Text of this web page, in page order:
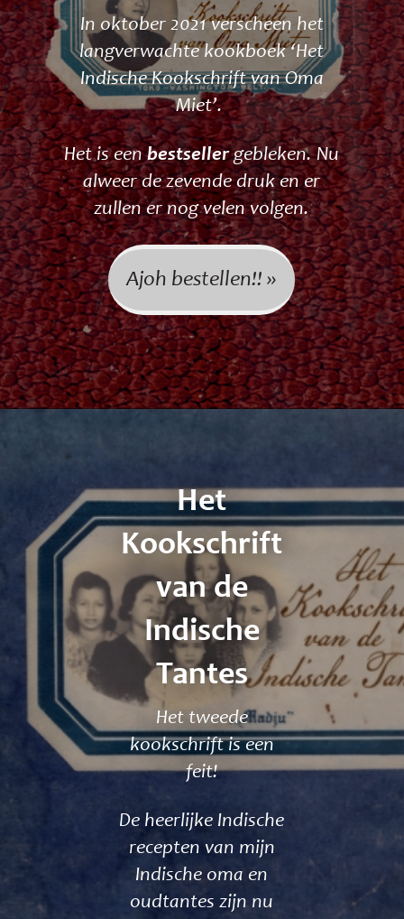
In oktober 2021 verscheen het
langverwachte kookboek ‘Het
Indische Kookschrift van Oma
Miet’.
Het is eenbestsellergebleken. Nu
alweer de zevende druk en er
zullen er nog velen volgen.
Ajoh bestellen!! »
Het
Kookschrift
van de
Indische
Tantes
Het tweede
kookschrift is een
feit!
De heerlijke Indische
recepten van mijn
Indische oma en
oudtantes zijn nu